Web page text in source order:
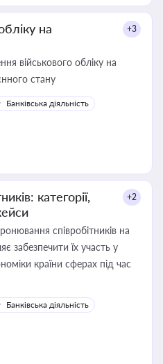
на
+3
військового обліку на
стану
Банківська діяльність
категорії,
+2
співробітників на
забезпечити їх участь у
країни сферах під час
Банківська діяльність